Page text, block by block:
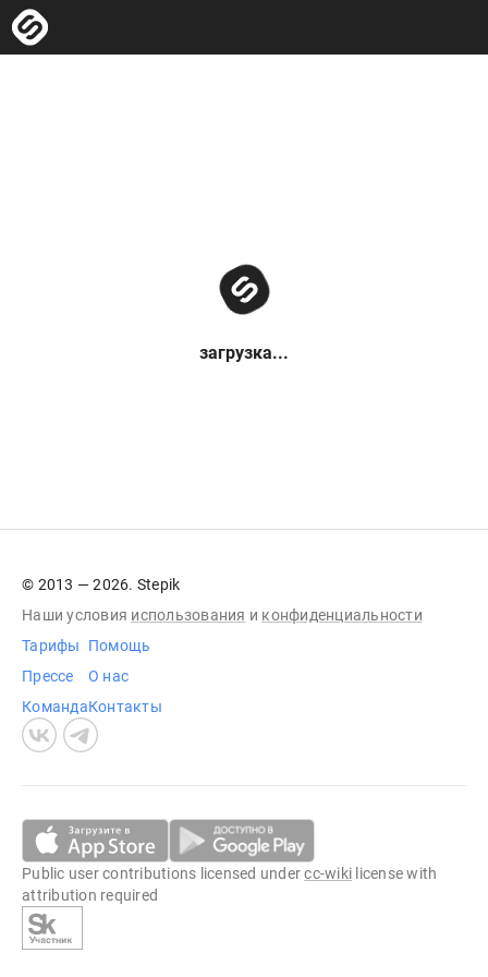
загрузка...
© 2013 — 2026. Stepik
Наши условия использования и конфиденциальности
Тарифы
Прессе
Команда
Помощь
О нас
Контакты
Public user contributions licensed undercc-wiki license with
attribution required